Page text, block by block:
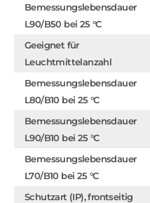
Bemessungslebensdauer
L90/B50 bei 25 °C
Geeignet für
Leuchtmittelanzahl
Bemessungslebensdauer
L80/B10 bei 25 °C
Bemessungslebensdauer
L90/B10 bei 25 °C
Bemessungslebensdauer
L70/B10 bei 25 °C
Schutzart (IP), frontseitig